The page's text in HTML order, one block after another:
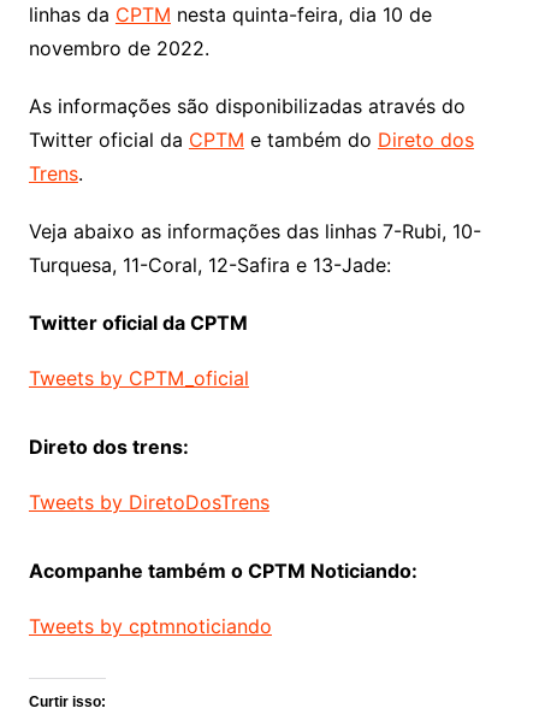
linhas da CPTM nesta quinta-feira, dia 10 de
novembro de 2022.
As informações são disponibilizadas através do
Twitter oficial da CPTM e também do Direto dos
Trens.
Veja abaixo as informações das linhas 7-Rubi, 10-
Turquesa, 11-Coral, 12-Safira e 13-Jade:
Twitter oficial da CPTM
Tweets by CPTM_oficial
Direto dos trens:
Tweets by DiretoDosTrens
Acompanhe também o CPTM Noticiando:
Tweets by cptmnoticiando
Curtir isso: